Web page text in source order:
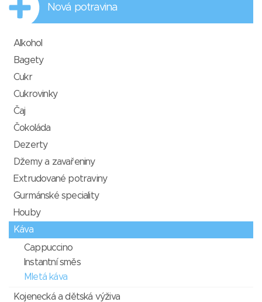
Nová potravina
Alkohol
Bagety
Cukr
Cukrovinky
Čaj
Čokoláda
Dezerty
Džemy a zavařeniny
Extrudované potraviny
Gurmánské speciality
Houby
Káva
Cappuccino
Instantní směs
Mletá káva
Kojenecká a dětská výživa